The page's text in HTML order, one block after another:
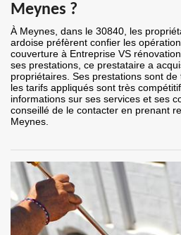
Meynes ?
À Meynes, dans le 30840, les
ardoise préfèrent confier les
couverture à Entreprise VS
ses prestations, ce prestataire a
propriétaires. Ses prestations sont
les tarifs appliqués sont très
informations sur ses services et ses
conseillé de le contacter en prenant
Meynes.